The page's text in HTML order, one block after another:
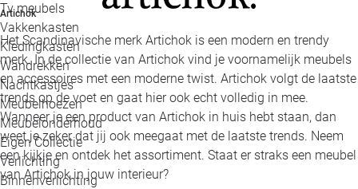
Tv meubels
Vakkenkasten
Kledingkasten
Wandrekken
Nachtkastjes
Meubelhoezen
Meubelonderhoud
Eigen Collectie
Verlichting
Binnenverlichting
Artichok
Het Scandinavische merk Artichok is een modern en trendy
merk. In de collectie van Artichok vind je voornamelijk meubels
en accessoires met een moderne twist. Artichok volgt de laatste
trends op de voet en gaat hier ook echt volledig in mee.
Wanneer je een product van Artichok in huis hebt staan, dan
weet je zeker dat jij ook meegaat met de laatste trends. Neem
een kijkje en ontdek het assortiment. Staat er straks een meubel
van Artichok in jouw interieur?